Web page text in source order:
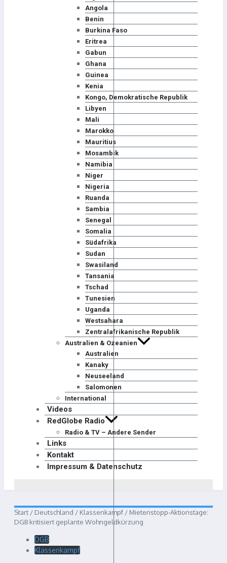
Angola
Benin
Burkina Faso
Eritrea
Gabun
Ghana
Guinea
Kenia
Kongo, Demokratische Republik
Libyen
Mali
Marokko
Mauritius
Mosambik
Namibia
Niger
Nigeria
Ruanda
Sambia
Senegal
Somalia
Südafrika
Sudan
Swasiland
Tansania
Tschad
Tunesien
Uganda
Westsahara
Zentralafrikanische Republik
Australien & Ozeanien
Australien
Kanaky
Neuseeland
Salomonen
International
Videos
RedGlobe Radio
Radio & TV – Andere Sender
Links
Kontakt
Impressum & Datenschutz
Start / Deutschland / Klassenkampf / Mietenstopp-Aktionstage:
DGB kritisiert geplante Wohngeldkürzung
DGB
Klassenkampf